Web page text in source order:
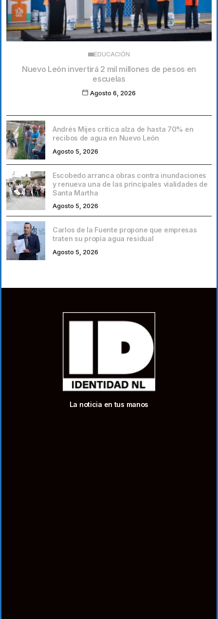
EDUCACIÓN
Nuevo León invertirá 2 mil millones de pesos en
escuelas
Agosto 6, 2026
Andrés Mijes critica alza de hasta 70% en
recibos de agua en Nuevo León
Agosto 5, 2026
Escobedo arranca obras contra inundaciones
y renueva una de las principales vialidades de
Santa Martha
Agosto 5, 2026
Carlos de la Fuente propone que empresas
traten su propia agua residual
Agosto 5, 2026
La noticia en tus manos